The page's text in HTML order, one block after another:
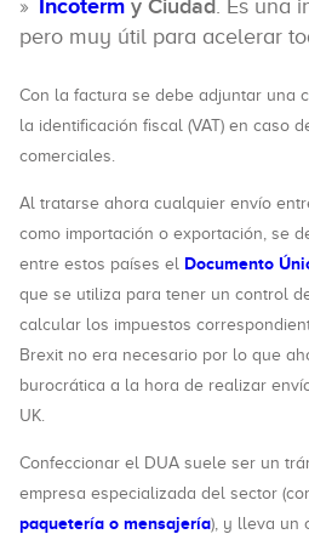
Incoterm y Ciudad. Es una
pero muy útil para acelerar
Con la factura se debe adjuntar una
la identificación fiscal (VAT) en caso
comerciales.
Al tratarse ahora cualquier envío
como importación o exportación, se
entre estos países el Documento
que se utiliza para tener un control
calcular los impuestos
Brexit no era necesario por lo que
burocrática a la hora de realizar
UK.
Confeccionar el DUA suele ser un
empresa especializada del sector
paquetería o mensajería), y lleva un